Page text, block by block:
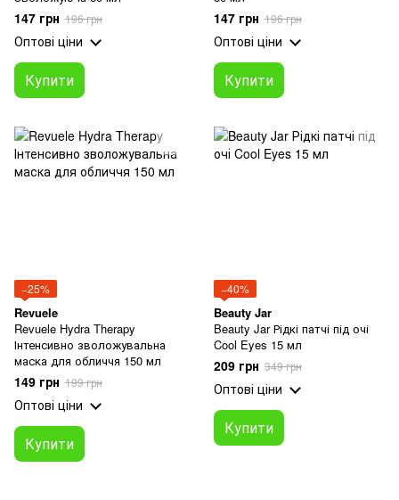
147 грн 196 грн
Оптові ціни
Купити
147 грн 196 грн
Оптові ціни
Купити
−25%
Revuele
Revuele Hydra Therapy
Інтенсивно зволожувальна
маска для обличчя 150 мл
149 грн 199 грн
Оптові ціни
Купити
−40%
Beauty Jar
Beauty Jar Рідкі патчі під очі
Cool Eyes 15 мл
209 грн 349 грн
Оптові ціни
Купити